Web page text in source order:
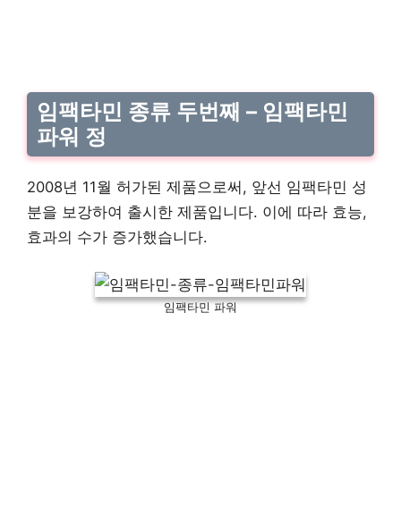
임팩타민 종류 두번째 – 임팩타민
파워 정
2008년 11월 허가된 제품으로써, 앞선 임팩타민 성
분을 보강하여 출시한 제품입니다. 이에 따라 효능,
효과의 수가 증가했습니다.
임팩타민 파워